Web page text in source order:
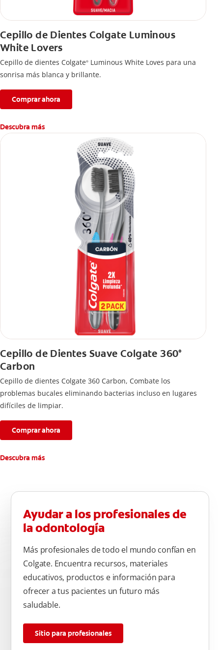
Cepillo de Dientes Colgate Luminous
White Lovers
Cepillo de dientes Colgate® Luminous White Loves para una
sonrisa más blanca y brillante.
Comprar ahora
Descubra más
Cepillo de Dientes Suave Colgate 360°
Carbon
Cepillo de dientes Colgate 360 ​​Carbon, Combate los
problemas bucales eliminando bacterias incluso en lugares
difíciles de limpiar.
Comprar ahora
Descubra más
Ayudar a los profesionales de
la odontología
Más profesionales de todo el mundo confían en
Colgate. Encuentra recursos, materiales
educativos, productos e información para
ofrecer a tus pacientes un futuro más
saludable.
Sitio para profesionales